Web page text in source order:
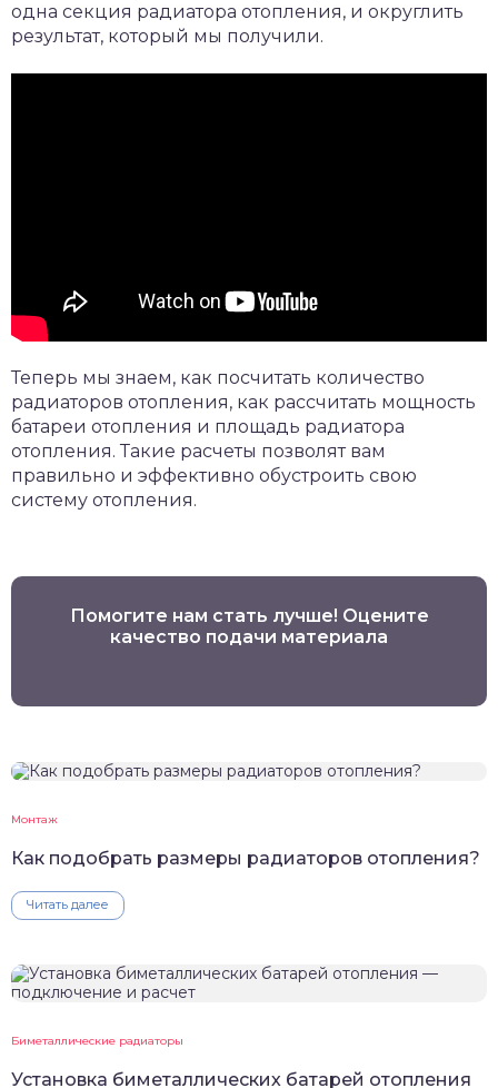
одна секция радиатора отопления, и округлить
результат, который мы получили.
Теперь мы знаем, как посчитать количество
радиаторов отопления, как рассчитать мощность
батареи отопления и площадь радиатора
отопления. Такие расчеты позволят вам
правильно и эффективно обустроить свою
систему отопления.
Помогите нам стать лучше! Оцените
качество подачи материала
Монтаж
Как подобрать размеры радиаторов отопления?
Читать далее
Биметаллические радиаторы
Установка биметаллических батарей отопления